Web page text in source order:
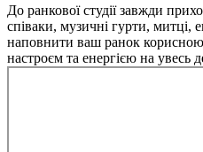
До ранкової студії завжди
співаки, музичні гурти, митці,
наповнити ваш ранок
настроєм та енергією на увесь